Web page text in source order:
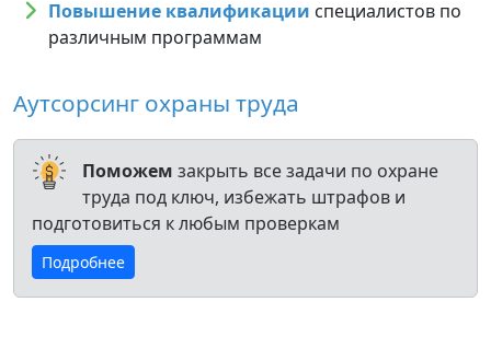
Повышение квалификации специалистов по
различным программам
Аутсорсинг охраны труда
Поможем закрыть все задачи по охране
труда под ключ, избежать штрафов и
подготовиться к любым проверкам
Подробнее